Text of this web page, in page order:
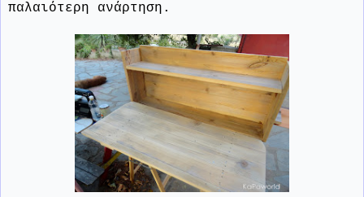
παλαιότερη ανάρτηση.